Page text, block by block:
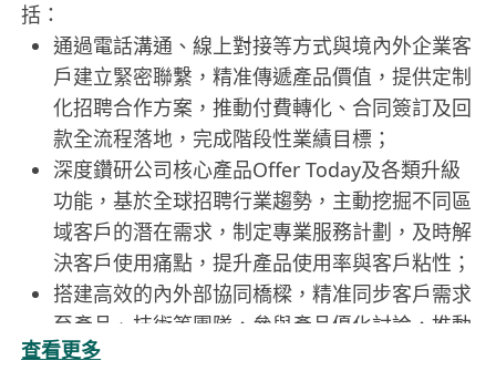
括：
通過電話溝通、線上對接等方式與境內外企業客
戶建立緊密聯繫，精准傳遞產品價值，提供定制
化招聘合作方案，推動付費轉化、合同簽訂及回
款全流程落地，完成階段性業績目標；
深度鑽研公司核心產品Offer Today及各類升級
功能，基於全球招聘行業趨勢，主動挖掘不同區
域客戶的潛在需求，制定專業服務計劃，及時解
決客戶使用痛點，提升產品使用率與客戶粘性；
搭建高效的內外部協同橋樑，精准同步客戶需求
至產品、技術等團隊，參與產品優化討論，推動
解決方案的迭代完善，形成「需求-落地-反饋」
查看更多